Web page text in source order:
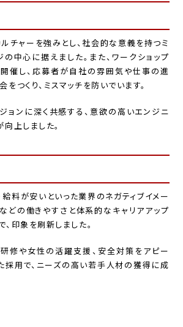
チャーを強みとし、社会的な意義を持つミ
の中心に据えました。また、ワークショップ
催し、応募者が自社の雰囲気や仕事の進
つくり、ミスマッチを防いでいます。
ョンに深く共感する、意欲の高いエンジニ
上しました。
給料が安いといった業界のネガティブイメー
どの働きやすさと体系的なキャリアアップ
印象を刷新しました。
修や女性の活躍支援、安全対策をアピー
採用で、ニーズの高い若手人材の獲得に成